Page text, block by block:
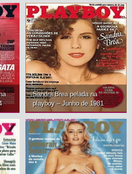
Cláudia, Sandra Brea, Nádia Lippi
gostosas e todas com uma coisa
Buceta cabeluda,kkkk
Sandra Brea pelada na
playboy – Junho de 1981